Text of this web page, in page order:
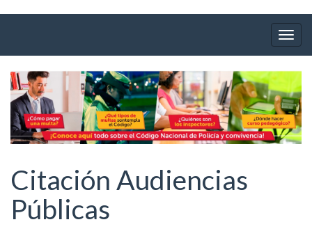
Citación Audiencias
Públicas